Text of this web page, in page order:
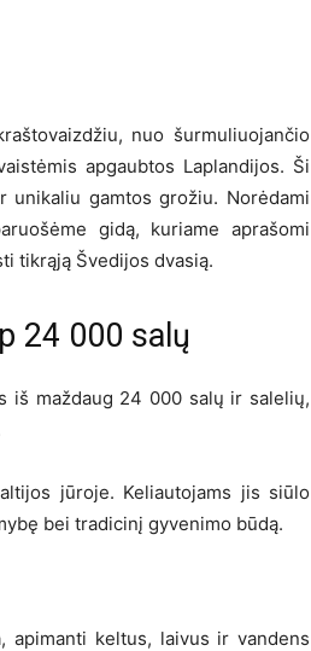
nuo šurmuliuojančio
apgaubtos Laplandijos. Ši
gamtos grožiu. Norėdami
gidą, kuriame aprašomi
tikrąją Švedijos dvasią.
24 000 salų
iš maždaug 24 000 salų ir salelių,
jūroje. Keliautojams jis siūlo
bei tradicinį gyvenimo būdą.
apimanti keltus, laivus ir vandens